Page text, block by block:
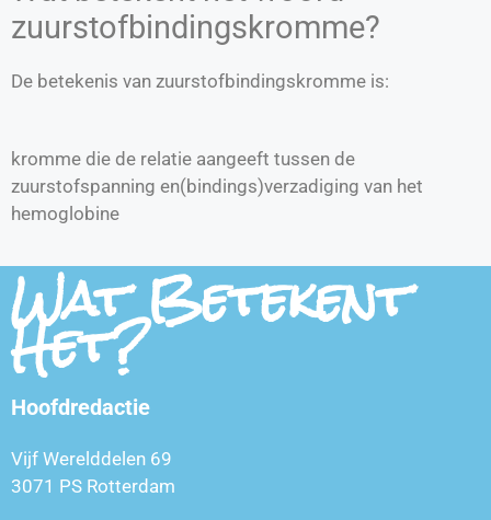
zuurstofbindingskromme?
De betekenis van zuurstofbindingskromme is:
kromme die de relatie aangeeft tussen de
zuurstofspanning en(bindings)verzadiging van het
hemoglobine
Wat Betekent
Het?
Hoofdredactie
Vijf Werelddelen 69
3071 PS Rotterdam